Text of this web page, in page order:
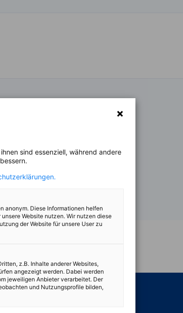
sind essenziell, während andere
anonym. Diese Informationen helfen
Website nutzen. Wir nutzen diese
der Website für unsere User zu
z.B. Inhalte anderer Websites,
angezeigt werden. Dabei werden
jeweiligen Anbieter verarbeitet. Der
und Nutzungsprofile bilden,